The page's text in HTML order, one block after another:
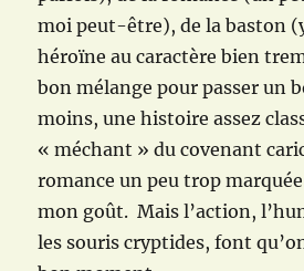
moi peut-être), de la baston
héroïne au caractère bien
bon mélange pour passer un
moins, une histoire assez
« méchant » du covenant
romance un peu trop
mon goût. Mais l’action,
les souris cryptides, font